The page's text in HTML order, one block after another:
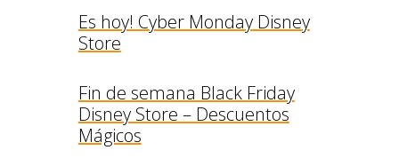
Es hoy! Cyber Monday Disney
Store
Fin de semana Black Friday
Disney Store – Descuentos
Mágicos